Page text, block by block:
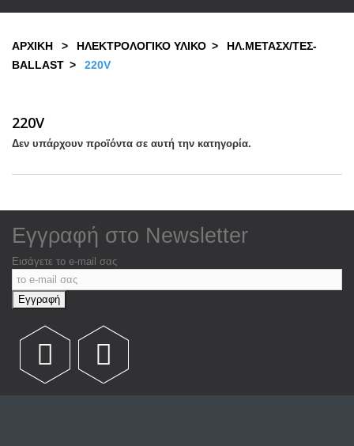
ΑΡΧΙΚΉ > ΗΛΕΚΤΡΟΛΟΓΙΚΟ ΥΛΙΚΟ >
ΗΛ.ΜΕΤΑΣΧ/ΤΕΣ-
BALLAST > 220V
220V
Δεν υπάρχουν προϊόντα σε αυτή την κατηγορία.
Eγγραφή στο Νewsletter
Εισάγετε το e-mail σας
Εγγραφή